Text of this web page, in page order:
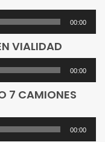
00:00
VIALIDAD
00:00
7 CAMIONES
00:00